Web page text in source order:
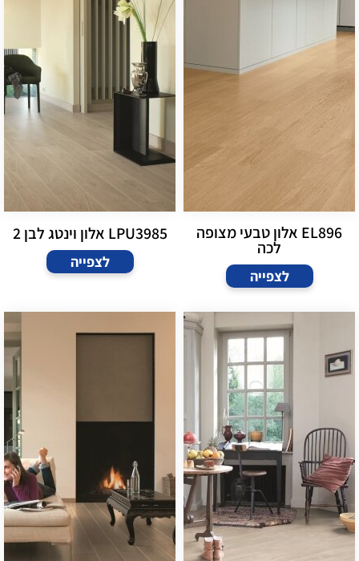
EL896 אלון טבעי מצופה
לכה
לצפייה
LPU3985 אלון וינטג לבן 2
לצפייה